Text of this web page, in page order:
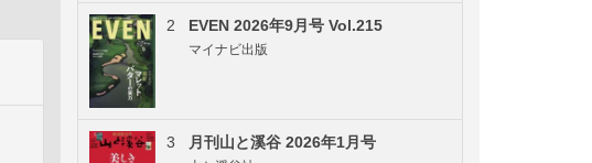
2 EVEN 2026年9月号 Vol.215
マイナビ出版
3 月刊山と溪谷 2026年1月号